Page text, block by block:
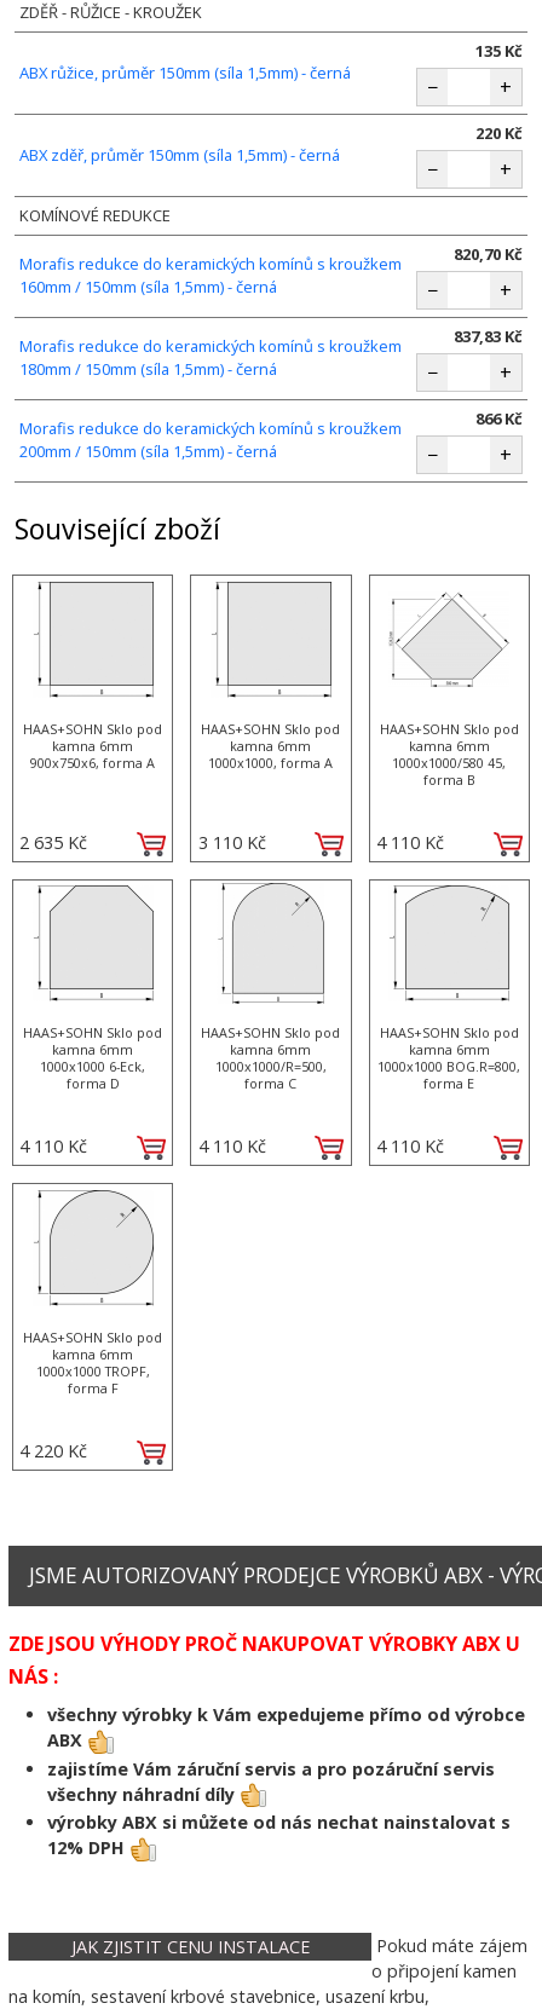
ZDĚŘ - RŮŽICE - KROUŽEK
ABX růžice, průměr 150mm (síla 1,5mm) - černá
135 Kč
− +
ABX zděř, průměr 150mm (síla 1,5mm) - černá
220 Kč
− +
KOMÍNOVÉ REDUKCE
Morafis redukce do keramických komínů s kroužkem
160mm / 150mm (síla 1,5mm) - černá
820,70 Kč
− +
Morafis redukce do keramických komínů s kroužkem
180mm / 150mm (síla 1,5mm) - černá
837,83 Kč
− +
Morafis redukce do keramických komínů s kroužkem
200mm / 150mm (síla 1,5mm) - černá
866 Kč
− +
Související zboží
HAAS+SOHN Sklo pod
kamna 6mm
900x750x6, forma A
2 635 Kč
HAAS+SOHN Sklo pod
kamna 6mm
1000x1000, forma A
3 110 Kč
HAAS+SOHN Sklo pod
kamna 6mm
1000x1000/580 45,
forma B
4 110 Kč
HAAS+SOHN Sklo pod
kamna 6mm
1000x1000 6-Eck,
forma D
4 110 Kč
HAAS+SOHN Sklo pod
kamna 6mm
1000x1000/R=500,
forma C
4 110 Kč
HAAS+SOHN Sklo pod
kamna 6mm
1000x1000 BOG.R=800,
forma E
4 110 Kč
HAAS+SOHN Sklo pod
kamna 6mm
1000x1000 TROPF,
forma F
4 220 Kč
JSME AUTORIZOVANÝ PRODEJCE VÝROBKŮ ABX -
ZDE JSOU VÝHODY PROČ NAKUPOVAT VÝROBKY ABX U
NÁS :
všechny výrobky k Vám expedujeme přímo od výrobce
ABX
zajistíme Vám záruční servis a pro pozáruční servis
všechny náhradní díly
výrobky ABX si můžete od nás nechat nainstalovat s
12% DPH
JAK ZJISTIT CENU INSTALACE
Pokud máte zájem
o připojení kamen
na komín, sestavení krbové stavebnice, usazení krbu,